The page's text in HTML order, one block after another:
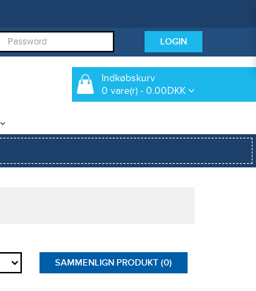
Indkøbskurv
0 vare(r) - 0.00DKK
SAMMENLIGN PRODUKT (0)